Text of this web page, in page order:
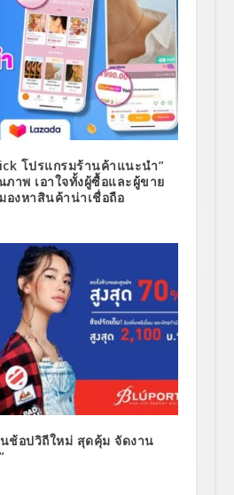
โปรแกรมร้านค้าแนะนำ”
าพ เอาใจทั้งผู้ซื้อและผู้ขาย
งหาสินค้าน่าเชื่อถือ
ช้อปวิถีใหม่ สุดคุ้ม จัดงาน